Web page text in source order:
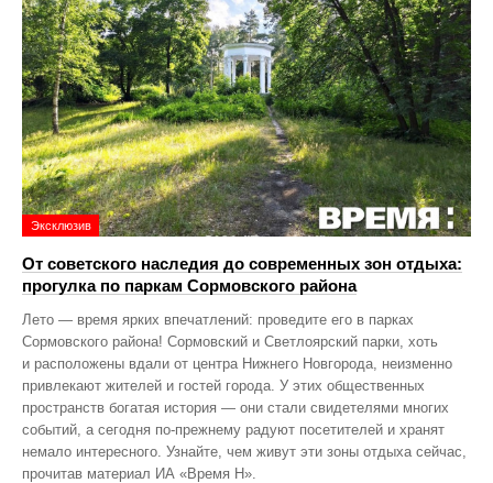
Эксклюзив
От советского наследия до современных зон отдыха:
прогулка по паркам Сормовского района
Лето — время ярких впечатлений: проведите его в парках
Сормовского района! Сормовский и Светлоярский парки, хоть
и расположены вдали от центра Нижнего Новгорода, неизменно
привлекают жителей и гостей города. У этих общественных
пространств богатая история — они стали свидетелями многих
событий, а сегодня по‑прежнему радуют посетителей и хранят
немало интересного. Узнайте, чем живут эти зоны отдыха сейчас,
прочитав материал ИА «Время Н».